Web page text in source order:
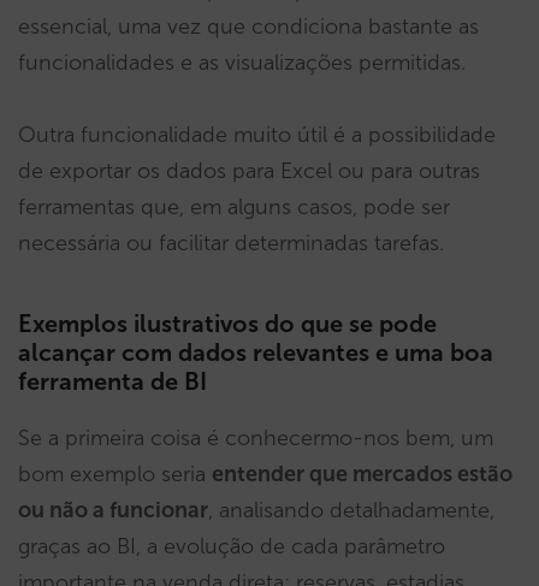
essencial, uma vez que condiciona bastante as
funcionalidades e as visualizações permitidas.
Outra funcionalidade muito útil é a possibilidade
de exportar os dados para Excel ou para outras
ferramentas que, em alguns casos, pode ser
necessária ou facilitar determinadas tarefas.
Exemplos ilustrativos do que se pode
alcançar com dados relevantes e uma boa
ferramenta de BI
Se a primeira coisa é conhecermo-nos bem, um
bom exemplo seria entender que mercados estão
ou não a funcionar, analisando detalhadamente,
graças ao BI, a evolução de cada parâmetro